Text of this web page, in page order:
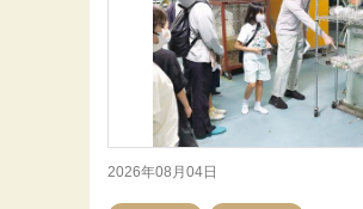
2026年08月04日